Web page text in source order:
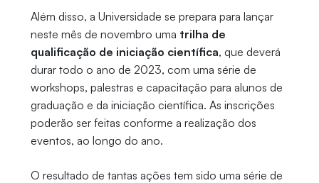
Além disso, a Universidade se prepara para lançar
neste mês de novembro uma trilha de
qualificação de iniciação científica, que deverá
durar todo o ano de 2023, com uma série de
workshops, palestras e capacitação para alunos de
graduação e da iniciação científica. As inscrições
poderão ser feitas conforme a realização dos
eventos, ao longo do ano.
O resultado de tantas ações tem sido uma série de